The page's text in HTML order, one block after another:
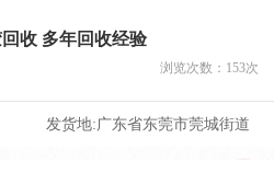
收 多年回收经验
浏览次数： 153次
发货地:广东省东莞市莞城街道